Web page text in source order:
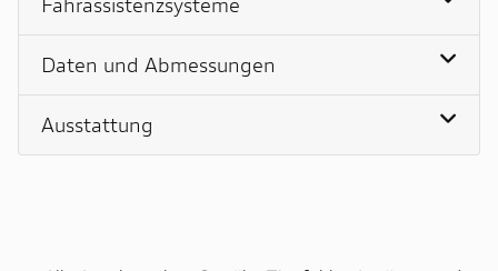
Daten und Abmessungen
Ausstattung